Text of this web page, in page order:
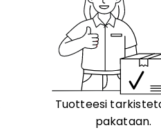
Tuotteesi
pakataan.